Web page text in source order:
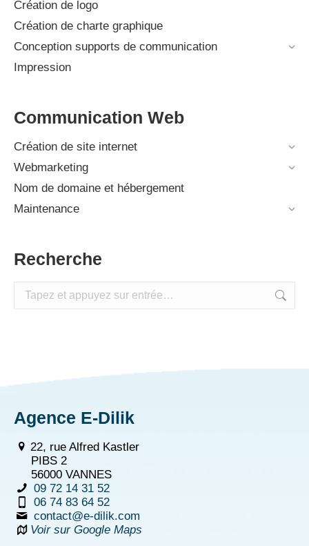
Création de logo
Création de charte graphique
Conception supports de communication
Impression
Communication Web
Création de site internet
Webmarketing
Nom de domaine et hébergement
Maintenance
Recherche
Recherche
Agence E-Dilik
22, rue Alfred Kastler
PIBS 2
56000 VANNES
09 72 14 31 52
06 74 83 64 52
contact@e-dilik.com
Voir sur Google Maps